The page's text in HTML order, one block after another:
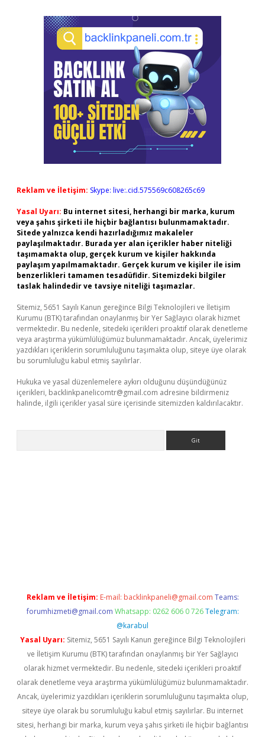
Reklam ve İletişim: Skype: live:.cid.575569c608265c69
Yasal Uyarı: Bu internet sitesi, herhangi bir marka, kurum
veya şahıs şirketi ile hiçbir bağlantısı bulunmamaktadır.
Sitede yalnızca kendi hazırladığımız makaleler
paylaşılmaktadır. Burada yer alan içerikler haber niteliği
taşımamakta olup, gerçek kurum ve kişiler hakkında
paylaşım yapılmamaktadır. Gerçek kurum ve kişiler ile isim
benzerlikleri tamamen tesadüfidir. Sitemizdeki bilgiler
taslak halindedir ve tavsiye niteliği taşımazlar.
Sitemiz, 5651 Sayılı Kanun gereğince Bilgi Teknolojileri ve İletişim
Kurumu (BTK) tarafından onaylanmış bir Yer Sağlayıcı olarak hizmet
vermektedir. Bu nedenle, sitedeki içerikleri proaktif olarak denetleme
veya araştırma yükümlülüğümüz bulunmamaktadır. Ancak, üyelerimiz
yazdıkları içeriklerin sorumluluğunu taşımakta olup, siteye üye olarak
bu sorumluluğu kabul etmiş sayılırlar.
Hukuka ve yasal düzenlemelere aykırı olduğunu düşündüğünüz
içerikleri, backlinkpanelicomtr@gmail.com adresine bildirmeniz
halinde, ilgili içerikler yasal süre içerisinde sitemizden kaldırılacaktır.
Reklam ve İletişim: E-mail: backlinkpaneli@gmail.com Teams:
forumhizmeti@gmail.com Whatsapp: 0262 606 0 726 Telegram:
@karabul
Yasal Uyarı: Sitemiz, 5651 Sayılı Kanun gereğince Bilgi Teknolojileri
ve İletişim Kurumu (BTK) tarafından onaylanmış bir Yer Sağlayıcı
olarak hizmet vermektedir. Bu nedenle, sitedeki içerikleri proaktif
olarak denetleme veya araştırma yükümlülüğümüz bulunmamaktadır.
Ancak, üyelerimiz yazdıkları içeriklerin sorumluluğunu taşımakta olup,
siteye üye olarak bu sorumluluğu kabul etmiş sayılırlar. Bu internet
sitesi, herhangi bir marka, kurum veya şahıs şirketi ile hiçbir bağlantısı